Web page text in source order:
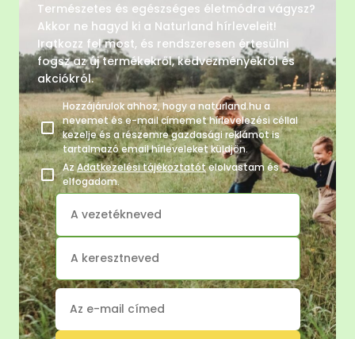
Természetes és egészséges életmódra vágysz?
Akkor ne hagyd ki a Naturland hírleveleit!
Iratkozz fel most, és rendszeresen értesülni
fogsz az új termékekről, kedvezményekről és
akciókról.
Hozzájárulok ahhoz, hogy a naturland.hu a
nevemet és e-mail címemet hírlevelezési céllal
kezelje és a részemre gazdasági reklámot is
tartalmazó email hírleveleket küldjön.
AzAdatkezelési tájékoztatótelolvastam és
elfogadom.